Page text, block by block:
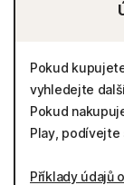
Pokud
vyhledejte
Pokud
Play, podívejte
Příklady údajů